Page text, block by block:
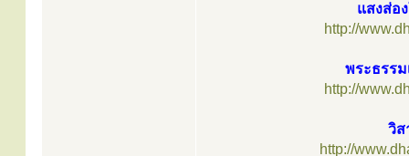
แสงส่อ
http://
พระธรร
http://
วิส
http://